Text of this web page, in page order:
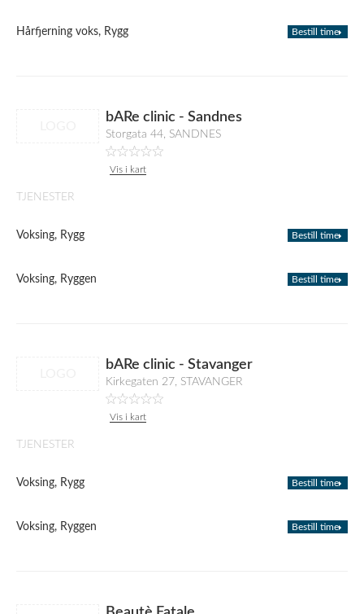
Hårfjerning voks, Rygg Bestill time
bARe clinic - Sandnes
Storgata 44, SANDNES
Vis i kart
TJENESTER
Voksing, Rygg Bestill time
Voksing, Ryggen Bestill time
bARe clinic - Stavanger
Kirkegaten 27, STAVANGER
Vis i kart
TJENESTER
Voksing, Rygg Bestill time
Voksing, Ryggen Bestill time